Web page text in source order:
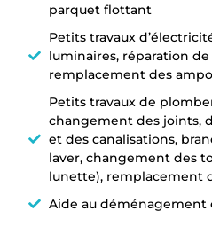
parquet flottant
Petits travaux
luminaires, réparation
remplacement des
Petits travaux de
changement des joints,
et des canalisations,
laver, changement des
lunette), remplacement
Aide au déménagement